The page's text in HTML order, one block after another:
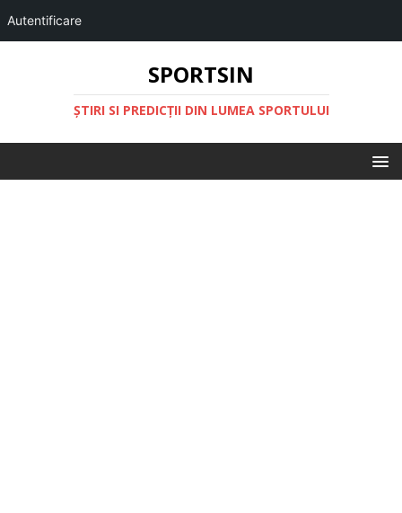
Autentificare
SPORTSIN
ŞTIRI SI PREDICŢII DIN LUMEA SPORTULUI